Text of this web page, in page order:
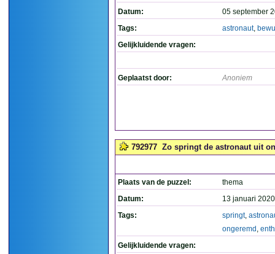
Datum:
05 september
Tags:
astronaut,
Gelijkluidende vragen:
Geplaatst door: Anoniem
792977 Zo springt de astronaut uit
Plaats van de puzzel:
thema
Datum:
13 januari
Tags:
springt,
ongeremd ,
Gelijkluidende vragen: